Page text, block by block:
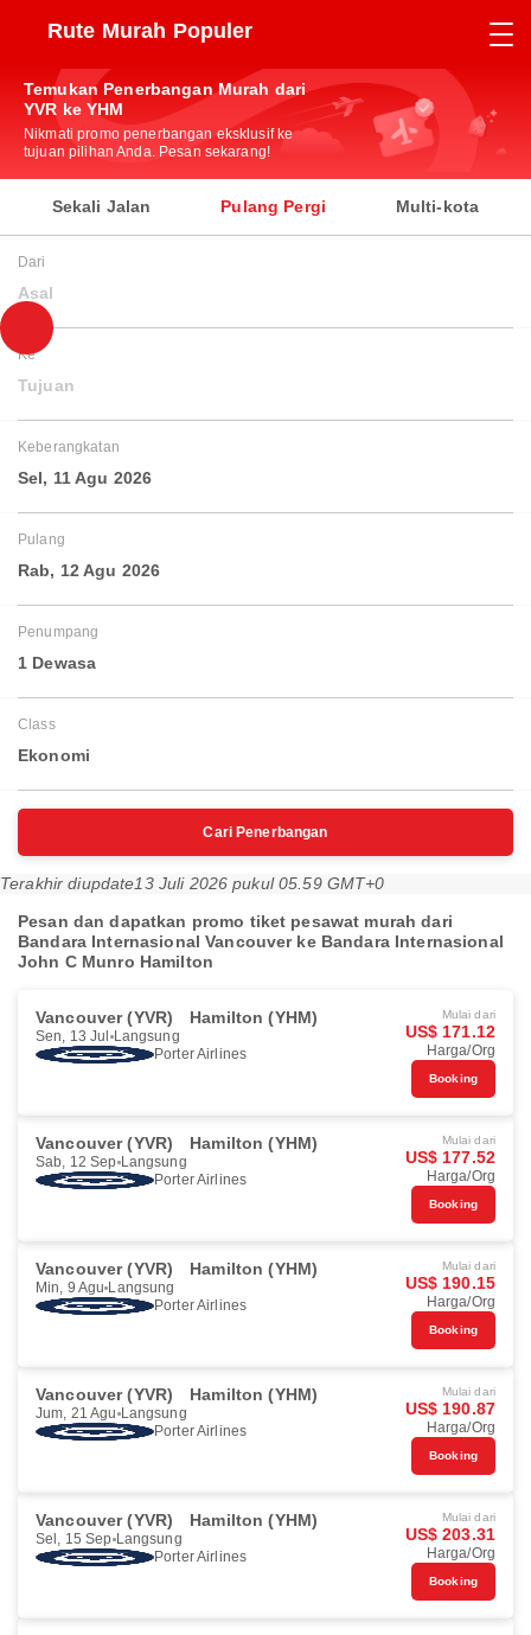
Rute Murah Populer
Temukan Penerbangan Murah dari
YVR ke YHM
Nikmati promo penerbangan eksklusif ke
tujuan pilihan Anda. Pesan sekarang!
Sekali Jalan Pulang Pergi Multi-kota
Dari
Asal
Ke
Tujuan
Keberangkatan
Sel, 11 Agu 2026
Pulang
Rab, 12 Agu 2026
Penumpang
1 Dewasa
Class
Ekonomi
Cari Penerbangan
Terakhir diupdate13 Juli 2026 pukul 05.59 GMT+0
Pesan dan dapatkan promo tiket pesawat murah dari
Bandara Internasional Vancouver ke Bandara Internasional
John C Munro Hamilton
Vancouver (YVR) Hamilton (YHM)
Sen, 13 Jul Langsung
Porter Airlines
Mulai dari
US$ 171.12
Harga/Org
Booking
Vancouver (YVR) Hamilton (YHM)
Sab, 12 Sep Langsung
Porter Airlines
Mulai dari
US$ 177.52
Harga/Org
Booking
Vancouver (YVR) Hamilton (YHM)
Min, 9 Agu Langsung
Porter Airlines
Mulai dari
US$ 190.15
Harga/Org
Booking
Vancouver (YVR) Hamilton (YHM)
Jum, 21 Agu Langsung
Porter Airlines
Mulai dari
US$ 190.87
Harga/Org
Booking
Vancouver (YVR) Hamilton (YHM)
Sel, 15 Sep Langsung
Porter Airlines
Mulai dari
US$ 203.31
Harga/Org
Booking